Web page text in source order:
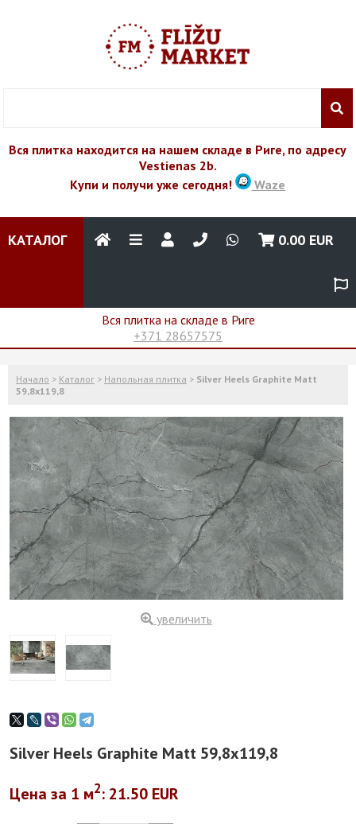
Вся плитка находится на нашем складе в Риге, по адресу
Vestienas 2b.
Купи и получи уже сегодня!
Waze
КАТАЛОГ 0.00 EUR
Вся плитка на складе в Риге
+371 28657575
Начало > Каталог > Напольная плитка > Silver Heels Graphite Matt
59,8x119,8
увеличить
Silver Heels Graphite Matt 59,8x119,8
Цена за 1 м2: 21.50 EUR